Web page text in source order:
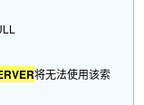
将无法使用该索